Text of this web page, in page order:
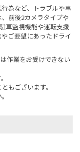
為など、トラブルや事
前後2カメラタイプや
車監視機能や運転支援
ご要望にあったドライ
作業をお受けできない
もございます。